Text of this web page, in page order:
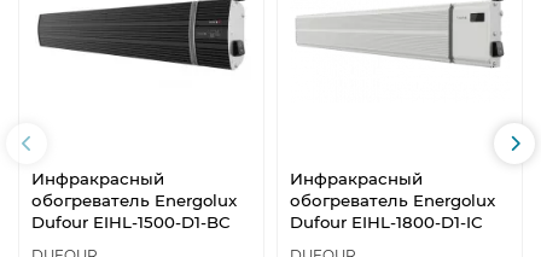
Инфракрасный
обогреватель Energolux
Dufour EIHL-1500-D1-BC
Инфракрасный
обогреватель Energolux
Dufour EIHL-1800-D1-IC